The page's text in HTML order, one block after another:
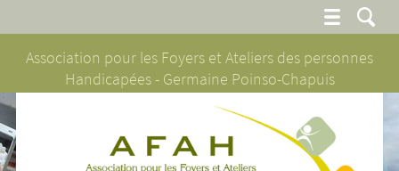
Association pour les Foyers et Ateliers des personnes
Handicapées - Germaine Poinso-Chapuis
AFAH - Association pour les Foyers et Ateliers des personnes